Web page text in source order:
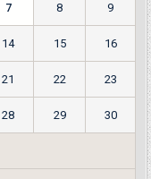
7 8 9
14 15 16
21 22 23
28 29 30